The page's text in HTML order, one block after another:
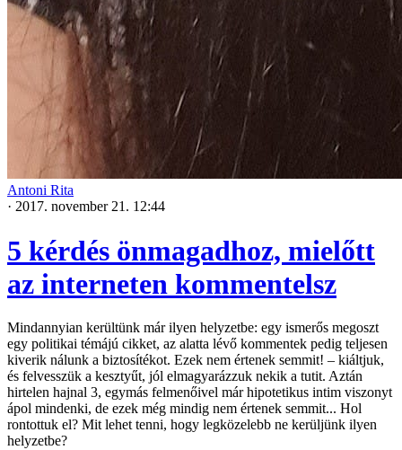
Antoni Rita
· 2017. november 21. 12:44
5 kérdés önmagadhoz, mielőtt
az interneten kommentelsz
Mindannyian kerültünk már ilyen helyzetbe: egy ismerős megoszt
egy politikai témájú cikket, az alatta lévő kommentek pedig teljesen
kiverik nálunk a biztosítékot. Ezek nem értenek semmit! – kiáltjuk,
és felvesszük a kesztyűt, jól elmagyarázzuk nekik a tutit. Aztán
hirtelen hajnal 3, egymás felmenőivel már hipotetikus intim viszonyt
ápol mindenki, de ezek még mindig nem értenek semmit... Hol
rontottuk el? Mit lehet tenni, hogy legközelebb ne kerüljünk ilyen
helyzetbe?